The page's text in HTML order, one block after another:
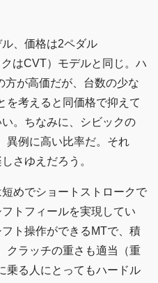
、価格は2ペダル
はCVT）モデルと同じ。ハ
方が高価だが、台数の少な
を考えると同価格で抑えて
。ちなみに、シビックの
異例に高い比率だ。それ
さゆえだろう。
めでショートストロークで
トフィールを実現してい
ト操作ができるMTで、積
クラッチの重さも適当（重
乗る人にとってもハードル